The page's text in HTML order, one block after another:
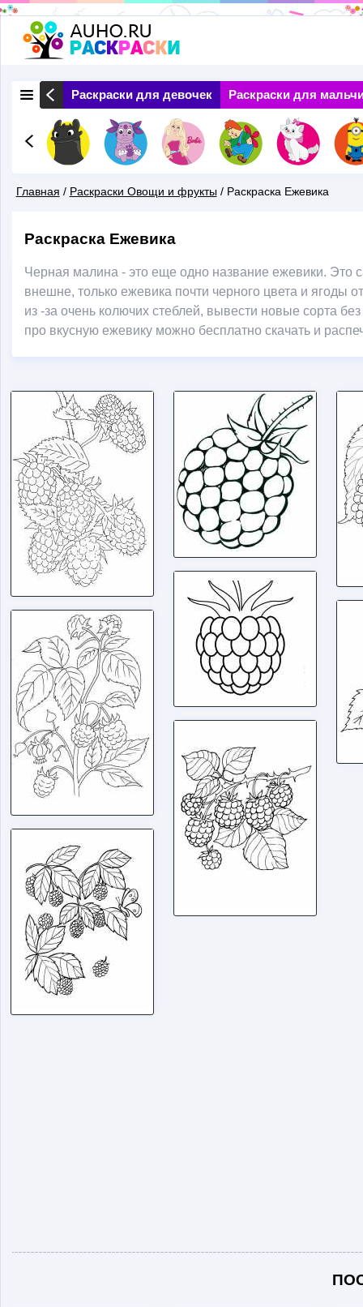
Перейти
к
основному
содержанию
Природа Раскраски для девочек Раскраски для
Здесь
Главная / Раскраски Овощи и фрукты / Раскраска Ежевика
Раскраска Ежевика
Черная малина - это еще одно название ежевики. Это
внешне, только ежевика почти черного цвета и ягоды
из -за очень колючих стеблей, вывести новые сорта
про вкусную ежевику можно бесплатно скачать и